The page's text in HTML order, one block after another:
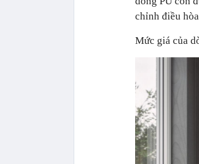
chỉnh điều
Mức giá của